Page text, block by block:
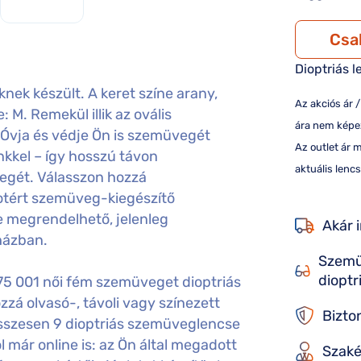
készült. A keret színe arany,
M. Remekül illik az ovális
és védje Ön is szemüvegét
– így hosszú távon
Válasszon hozzá
szemüveg-kiegészítő
megrendelhető, jelenleg
001 női fém szemüveget dioptriás
olvasó-, távoli vagy színezett
9 dioptriás szemüveglencse
online is: az Ön által megadott
Dioptriás
Az akciós ár
ára nem
Az outlet ár
aktuális
Akár